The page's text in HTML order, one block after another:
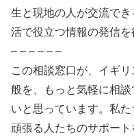
生と現地の人が交流で
活で役立つ情報の発信を
– – – – – –
この相談窓口が、イギ
般を、もっと気軽に相
いと思っています。私
頑張る人たちのサポー